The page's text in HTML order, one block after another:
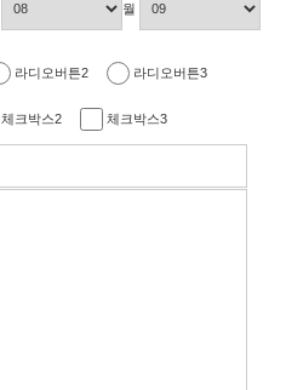
월
라디오버튼2 라디오버튼3
체크박스2 체크박스3